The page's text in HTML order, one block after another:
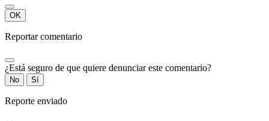
OK
Reportar comentario
¿Está seguro de que quiere denunciar este comentario?
No Sí
Reporte enviado